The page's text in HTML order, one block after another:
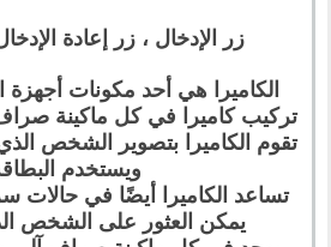
زر الإدخال ، زر إعادة
الكاميرا هي أحد مكونات أجهزة
تركيب كاميرا في كل ماكينة
تقوم الكاميرا بتصوير الشخص
ويستخدم
تساعد الكاميرا أيضًا في حالات
يمكن العثور على الشخص